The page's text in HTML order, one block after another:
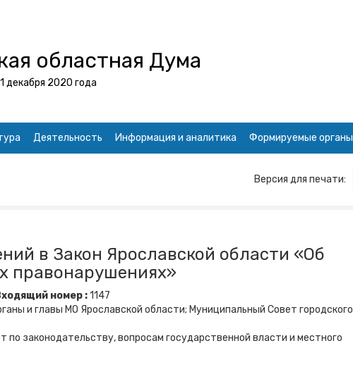
областная Дума
декабря 2020 года
Деятельность Информация и аналитика Формируемые органы
Версия для печати:
в Закон Ярославской области «Об
правонарушениях»
номер :1147
и главы МО Ярославской области; Муниципальный Совет городского
по законодательству, вопросам государственной власти и местного